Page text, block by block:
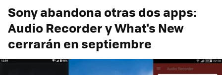
Sony abandona otras dos apps:
Audio Recorder y What's New
cerrarán en septiembre